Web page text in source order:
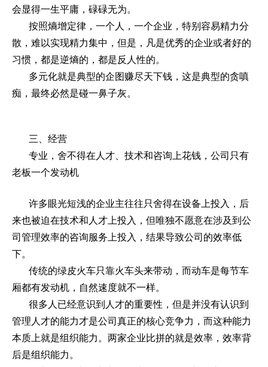
会显得一生平庸，碌碌无为。
按照熵增定律，一个人，一个企业，特别容易精力分
散，难以实现精力集中，但是，凡是优秀的企业或者好的
习惯，都是逆熵的，都是反人性的。
多元化就是典型的企图赚尽天下钱，这是典型的贪嗔
痴，最终必然是碰一鼻子灰。
三、经营
专业，舍不得在人才、技术和咨询上花钱，公司只有
老板一个发动机
许多眼光短浅的企业主往往只舍得在设备上投入，后
来也被迫在技术和人才上投入，但唯独不愿意在涉及到公
司管理效率的咨询服务上投入，结果导致公司的效率低
下。
传统的绿皮火车只靠火车头来带动，而动车是每节车
厢都有发动机，自然速度就不一样。
很多人已经意识到人才的重要性，但是并没有认识到
管理人才的能力才是公司真正的核心竞争力，而这种能力
本质上就是组织能力。两家企业比拼的就是效率，效率背
后是组织能力。